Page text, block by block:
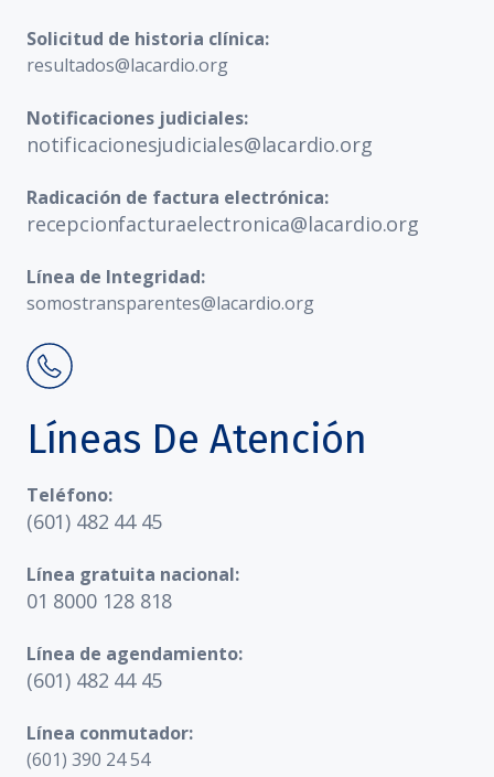
Solicitud de historia clínica:
resultados@lacardio.org
Notificaciones judiciales:
notificacionesjudiciales@lacardio.org
Radicación de factura electrónica:
recepcionfacturaelectronica@lacardio.org
Línea de Integridad:
somostransparentes@lacardio.org
Líneas De Atención
Teléfono:
(601) 482 44 45
Línea gratuita nacional:
01 8000 128 818
Línea de agendamiento:
(601) 482 44 45
Línea conmutador:
(601) 390 24 54